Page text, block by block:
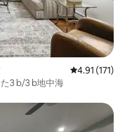
レビュー171
4.91 (171)
3 b/3 b地中海